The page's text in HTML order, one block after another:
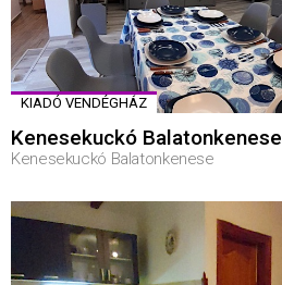
KIADÓ VENDÉGHÁZ
Kenesekuckó Balatonkenese
Kenesekuckó Balatonkenese